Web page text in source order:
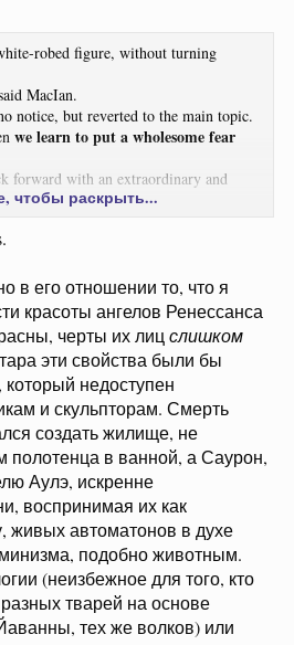
robed figure, without turning
MacIan.
notice, but reverted to the main topic.
we learn to put a wholesome fear
forward with an extraordinary and
in the superior type.”
eyes.
God,” said the unknown, “ so does
Apollo. The beautiful and princely
with the squalidand——”
MacIan, rising to the top of his
think I would have doubted only for
that noble orders have bad knights,
that the Church has rough
I have known it ever since I was born.
'Yes, it is rather a shame,' and I
But I saw on your mouth the
; I knew that something was
Something is wrong;
not an angel.”
чтобы раскрыть...
в его отношении то, что я
красоты ангелов Ренессанса
черты их лицслишком
эти свойства были бы
недоступен
и скульпторам. Смерть
создать жилище, не
полотенца в ванной, а Саурон,
Аулэ, искренне
воспринимая их как
живых автоматонов в духе
подобно животным.
(неизбежное для того, кто
тварей на основе
тех же волков) или